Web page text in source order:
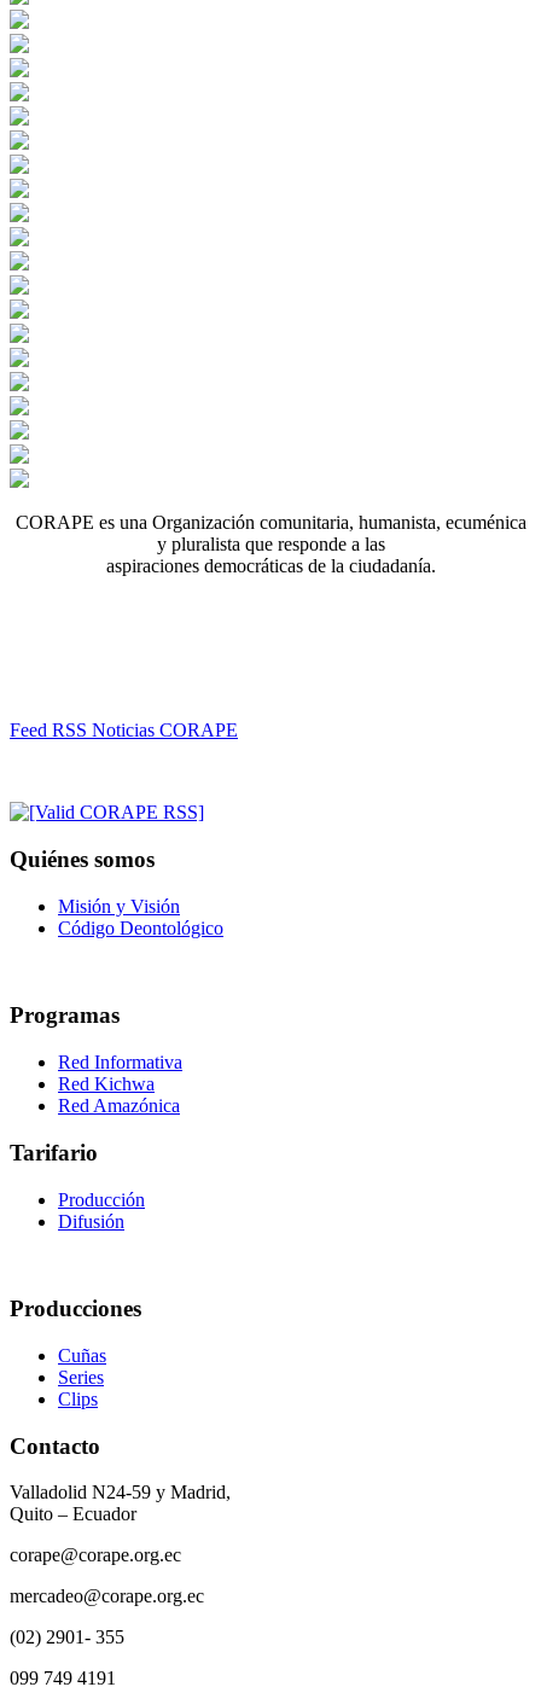
CORAPE es una Organización comunitaria, humanista, ecuménica
y pluralista que responde a las
aspiraciones democráticas de la ciudadanía.
Feed RSS Noticias CORAPE
Quiénes somos
Misión y Visión
Código Deontológico
Programas
Red Informativa
Red Kichwa
Red Amazónica
Tarifario
Producción
Difusión
Producciones
Cuñas
Series
Clips
Contacto
Valladolid N24-59 y Madrid,
Quito – Ecuador
corape@corape.org.ec
mercadeo@corape.org.ec
(02) 2901- 355
099 749 4191